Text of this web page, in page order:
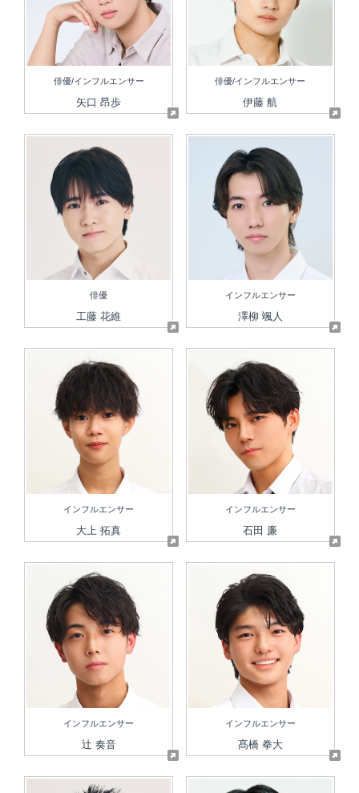
俳優/インフルエンサー
矢口 昂歩
俳優/インフルエンサー
伊藤 航
俳優
工藤 花維
インフルエンサー
澤柳 颯人
インフルエンサー
大上 拓真
インフルエンサー
石田 廉
インフルエンサー
辻 奏音
インフルエンサー
髙橋 拳大